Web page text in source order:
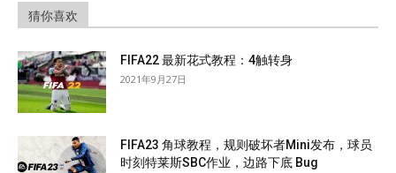
猜你喜欢
FIFA22 最新花式教程：4触转身
2021年9月27日
FIFA23 角球教程，规则破坏者Mini发布，球员
时刻特莱斯SBC作业，边路下底 Bug